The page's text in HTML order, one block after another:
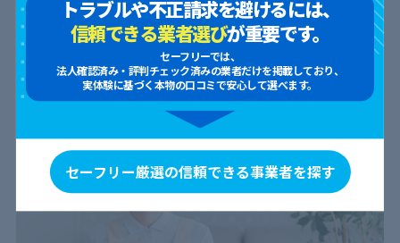
エアコンの非分解洗浄との違いは？【料金相
場も徹底比較】
トラブルや不正請求を避けるには、
信頼できる業者選びが重要です。
セーフリーでは、
法人確認済み・評判チェック済みの業者だけを掲載しており、
実体験に基づく本物の口コミで安心して選べます。
セーフリー厳選の信頼できる事業者を探す